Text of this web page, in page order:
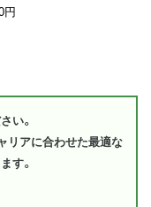
円
い。
リアに合わせた最適な
す。